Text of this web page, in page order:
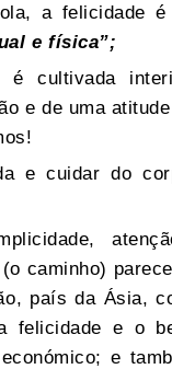
a felicidade é
e física”;
cultivada
e de uma
e cuidar do
caminho)
país da Ásia,
felicidade e o
e